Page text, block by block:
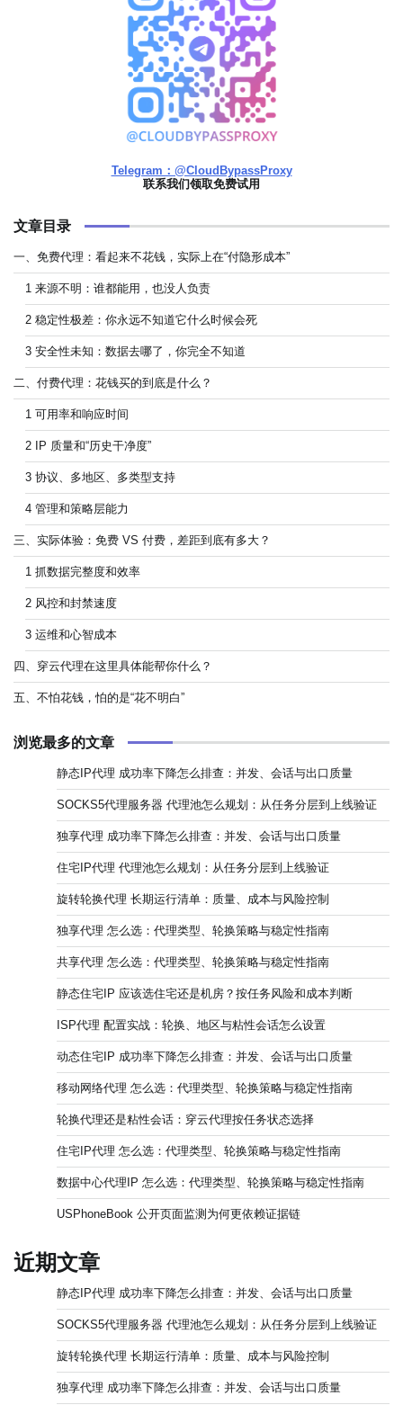
Telegram：@CloudBypassProxy
联系我们领取免费试用
文章目录
一、免费代理：看起来不花钱，实际上在“付隐形成本”
1 来源不明：谁都能用，也没人负责
2 稳定性极差：你永远不知道它什么时候会死
3 安全性未知：数据去哪了，你完全不知道
二、付费代理：花钱买的到底是什么？
1 可用率和响应时间
2 IP 质量和“历史干净度”
3 协议、多地区、多类型支持
4 管理和策略层能力
三、实际体验：免费 VS 付费，差距到底有多大？
1 抓数据完整度和效率
2 风控和封禁速度
3 运维和心智成本
四、穿云代理在这里具体能帮你什么？
五、不怕花钱，怕的是“花不明白”
浏览最多的文章
静态IP代理 成功率下降怎么排查：并发、会话与出口质量
SOCKS5代理服务器 代理池怎么规划：从任务分层到上线验证
独享代理 成功率下降怎么排查：并发、会话与出口质量
住宅IP代理 代理池怎么规划：从任务分层到上线验证
旋转轮换代理 长期运行清单：质量、成本与风险控制
独享代理 怎么选：代理类型、轮换策略与稳定性指南
共享代理 怎么选：代理类型、轮换策略与稳定性指南
静态住宅IP 应该选住宅还是机房？按任务风险和成本判断
ISP代理 配置实战：轮换、地区与粘性会话怎么设置
动态住宅IP 成功率下降怎么排查：并发、会话与出口质量
移动网络代理 怎么选：代理类型、轮换策略与稳定性指南
轮换代理还是粘性会话：穿云代理按任务状态选择
住宅IP代理 怎么选：代理类型、轮换策略与稳定性指南
数据中心代理IP 怎么选：代理类型、轮换策略与稳定性指南
USPhoneBook 公开页面监测为何更依赖证据链
近期文章
静态IP代理 成功率下降怎么排查：并发、会话与出口质量
SOCKS5代理服务器 代理池怎么规划：从任务分层到上线验证
旋转轮换代理 长期运行清单：质量、成本与风险控制
独享代理 成功率下降怎么排查：并发、会话与出口质量